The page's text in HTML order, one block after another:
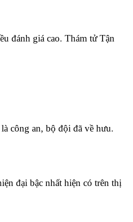
đánh giá cao. Thám tử Tận
công an, bộ đội đã về hưu.
đại bậc nhất hiện có trên thị